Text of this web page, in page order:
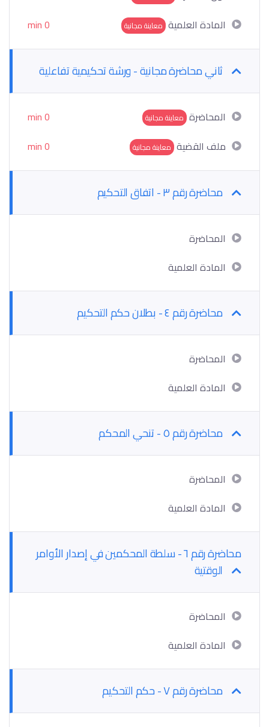
المادة العلمية معاينة مجانية 0 min
ثاني محاضرة مجانية - ورشة تحكيمية تفاعلية
المحاضرة معاينة مجانية
0 min
ملف القضية معاينة مجانية 0 min
محاضرة رقم ٣ - اتفاق التحكيم
المحاضرة
المادة العلمية
محاضرة رقم ٤ - بطلان حكم التحكيم
المحاضرة
المادة العلمية
محاضرة رقم ٥ - تنحي المحكم
المحاضرة
المادة العلمية
محاضرة رقم ٦ - سلطة المحكمين في إصدار الأوامر
الوقتية
المحاضرة
المادة العلمية
محاضرة رقم ٧ - حكم التحكيم